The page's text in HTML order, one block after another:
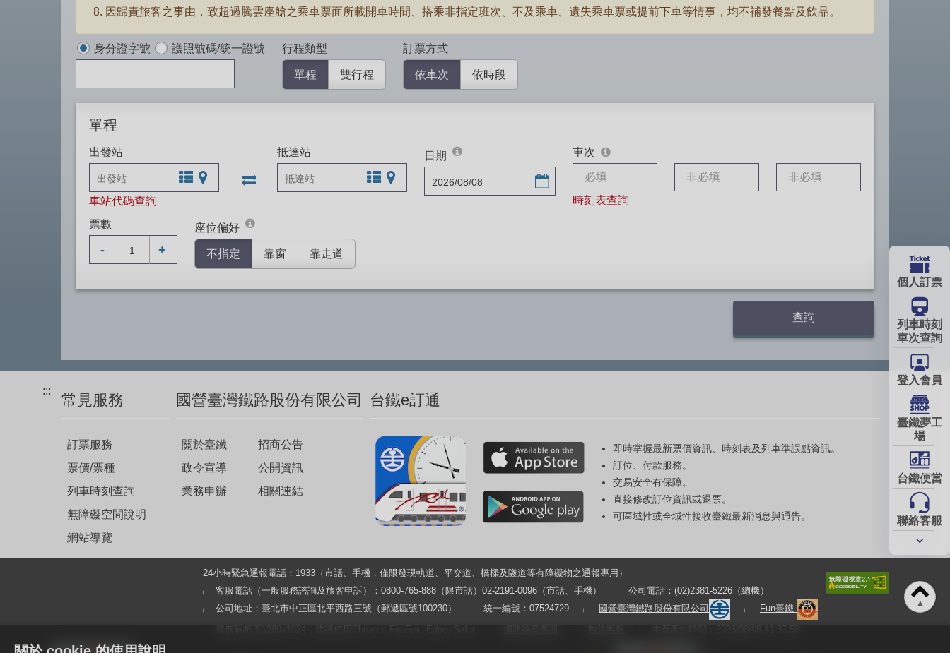
因歸責旅客之事由，致超過騰雲座艙之乘車票面所載開車時間、搭乘非指定班次、不及乘車、遺失乘車票或提前下車等情事，均不補發餐點及飲品。
身分證字號
護照號碼/統一證號
證
行程類型
單程 雙行程
訂票方式
依車次 依時段
單程
出發站
文字站點查詢
圖片站點查詢
車站代碼查詢
出發站與抵達站交換
抵達站
文字站點查詢
圖片站點查詢
日期
選擇日期
車次
時刻表查詢
trainNoList2 trainNoList3
票數
- +
座位偏好
不指定 靠窗 靠走道
:::
常見服務
訂票服務
票價/票種
列車時刻查詢
無障礙空間說明
網站導覽
國營臺灣鐵路股份有限公司
關於臺鐵
政令宣導
業務申辦
招商公告
公開資訊
相關連結
台鐵e訂通
即時掌握最新票價資訊、時刻表及列車準誤點資訊。
訂位、付款服務。
交易安全有保障。
直接修改訂位資訊或退票。
可區域性或全域性接收臺鐵最新消息與通告。
24小時緊急通報電話：1933（市話、手機，僅限發現軌道、平交道、橋樑及隧道等有障礙物之通報專用）
客服電話（一般服務諮詢及旅客申訴）：0800-765-888（限市話）02-2191-0096（市話、手機）
公司電話：(02)2381-5226（總機）
公司地址：臺北市中正區北平西路三號（郵遞區號100230）
統一編號：07524729 國營臺灣鐵路股份有限公司
Fun臺鐵
最低解析度1280x1024，建議使用Chrome, FireFox, Edge, Safari
網路語音客服 數位客服 本頁產生時間：2026/08/08 11:37:58
個人訂票
列車時刻
車次查詢
登入會員
臺鐵夢工
場
台鐵便當
聯絡客服
常用
▲